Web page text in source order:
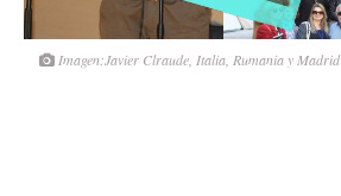
Imagen:Javier Clraude, Italia, Rumania y Madrid